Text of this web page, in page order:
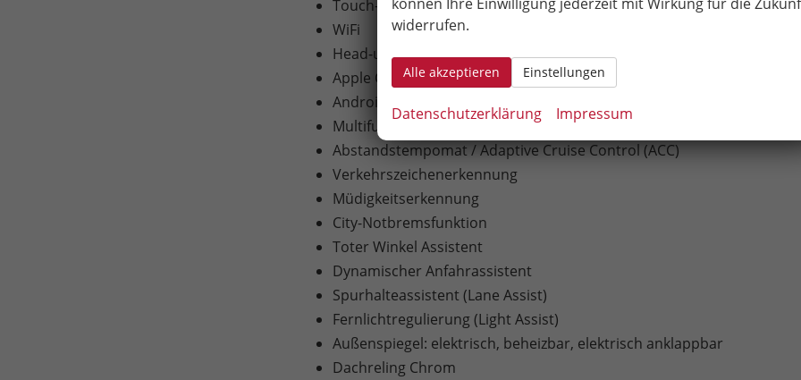
Touch-Bildschirm
WiFi
Head-up-Display
Apple CarPlay
Android Auto
Multifunktionslenkrad
Abstandstempomat / Adaptive Cruise Control (ACC)
Verkehrszeichenerkennung
Müdigkeitserkennung
City-Notbremsfunktion
Toter Winkel Assistent
Dynamischer Anfahrassistent
Spurhalteassistent (Lane Assist)
Fernlichtregulierung (Light Assist)
Außenspiegel: elektrisch, beheizbar, elektrisch anklappbar
Dachreling Chrom
widerrufen.
Alle akzeptieren Einstellungen
Datenschutzerklärung Impressum